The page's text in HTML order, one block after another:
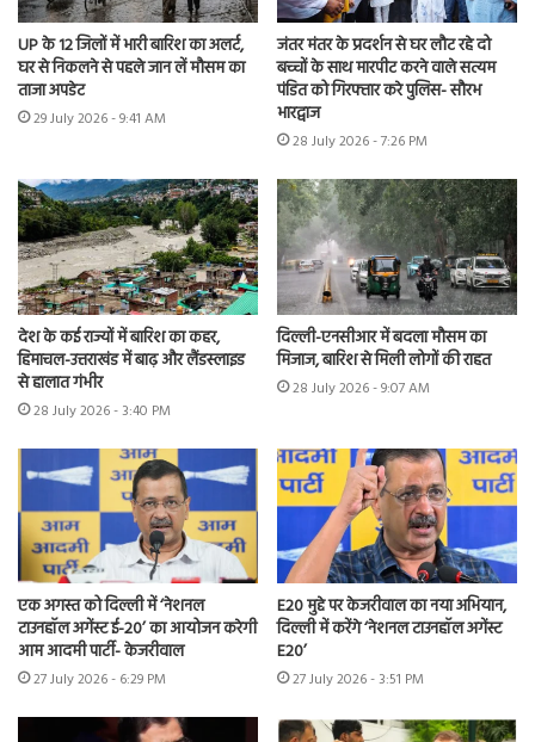
UP के 12 जिलों में भारी बारिश का अलर्ट,
घर से निकलने से पहले जान लें मौसम का
ताजा अपडेट
29 July 2026 - 9:41 AM
जंतर मंतर के प्रदर्शन से घर लौट रहे दो
बच्चों के साथ मारपीट करने वाले सत्यम
पंडित को गिरफ्तार करे पुलिस- सौरभ
भारद्वाज
28 July 2026 - 7:26 PM
देश के कई राज्यों में बारिश का कहर,
हिमाचल-उत्तराखंड में बाढ़ और लैंडस्लाइड
से हालात गंभीर
28 July 2026 - 3:40 PM
दिल्ली-एनसीआर में बदला मौसम का
मिजाज, बारिश से मिली लोगों की राहत
28 July 2026 - 9:07 AM
एक अगस्त को दिल्ली में ‘नेशनल
टाउनहॉल अगेंस्ट ई-20’ का आयोजन करेगी
आम आदमी पार्टी- केजरीवाल
27 July 2026 - 6:29 PM
E20 मुद्दे पर केजरीवाल का नया अभियान,
दिल्ली में करेंगे ‘नेशनल टाउनहॉल अगेंस्ट
E20’
27 July 2026 - 3:51 PM